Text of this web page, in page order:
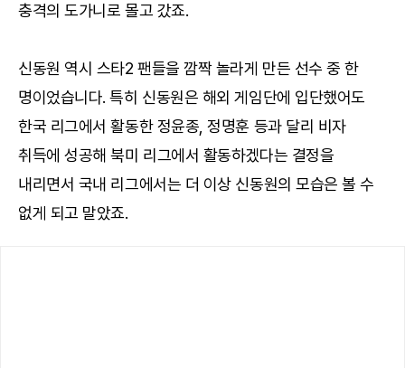
충격의 도가니로 몰고 갔죠.
신동원 역시 스타2 팬들을 깜짝 놀라게 만든 선수 중 한
명이었습니다. 특히 신동원은 해외 게임단에 입단했어도
한국 리그에서 활동한 정윤종, 정명훈 등과 달리 비자
취득에 성공해 북미 리그에서 활동하겠다는 결정을
내리면서 국내 리그에서는 더 이상 신동원의 모습은 볼 수
없게 되고 말았죠.